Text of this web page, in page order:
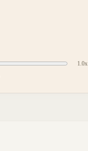
1.0x